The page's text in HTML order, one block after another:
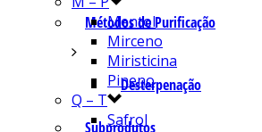
Métodos de Purificação
Desterpenação
Subprodutos
Mentol
Mirceno
Miristicina
Pineno
Q – T
Safrol